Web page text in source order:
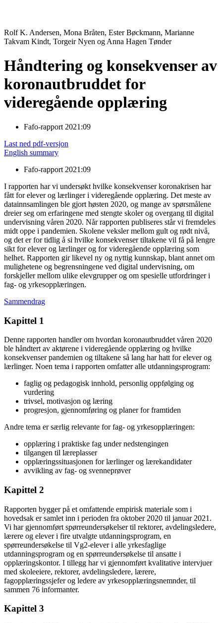
Rolf K. Andersen, Mona Bråten, Ester Bøckmann, Marianne
Takvam Kindt, Torgeir Nyen og Anna Hagen Tønder
Håndtering og konsekvenser av
koronautbruddet for
videregående opplæring
Fafo-rapport 2021:09
Last ned pdf-versjon
English summary
Fafo-rapport 2021:09
I rapporten har vi undersøkt hvilke konsekvenser koronakrisen har
fått for elever og lærlinger i videregående opplæring. Det meste av
datainnsamlingen ble gjort høsten 2020, og mange av spørsmålene
dreier seg om erfaringene med stengte skoler og overgang til digital
undervisning våren 2020. Når rapporten publiseres står vi fremdeles
midt oppe i pandemien. Skolene veksler mellom gult og rødt nivå,
og det er for tidlig å si hvilke konsekvenser tiltakene vil få på lengre
sikt for elever og lærlinger og for videregående opplæring som
helhet. Rapporten gir likevel ny og nyttig kunnskap, blant annet om
mulighetene og begrensningene ved digital undervisning, om
forskjeller mellom ulike elevgrupper og om spesielle utfordringer i
fag- og yrkesopplæringen.
Sammendrag
Kapittel 1
Denne rapporten handler om hvordan koronautbruddet våren 2020
ble håndtert av aktørene i videregående opplæring og hvilke
konsekvenser pandemien og tiltakene så lang har hatt for elever og
lærlinger. Noen tema i rapporten omfatter alle utdanningsprogram:
faglig og pedagogisk innhold, personlig oppfølging og
vurdering
trivsel, motivasjon og læring
progresjon, gjennomføring og planer for framtiden
Andre tema er særlig relevante for fag- og yrkesopplæringen:
opplæring i praktiske fag under nedstengingen
tilgangen til læreplasser
opplæringssituasjonen for lærlinger og lærekandidater
avvikling av fag- og svenneprøver
Kapittel 2
Rapporten bygger på et omfattende empirisk materiale som i
hovedsak er samlet inn i perioden fra oktober 2020 til januar 2021.
Vi har gjennomført spørreundersøkelser til rektorer, avdelingsledere,
lærere og elever i fire utvalgte utdanningsprogram, en
spørreundersøkelse til Vg2-elever i alle yrkesfaglige
utdanningsprogram og en spørreundersøkelse til ansatte i
opplæringskontor. I tillegg har vi gjennomført kvalitative intervjuer
med skoleeiere, rektorer, avdelingsledere, lærere,
fagopplæringssjefer og ledere av yrkesopplæringsnemnder, til
sammen 76 informanter.
Kapittel 3